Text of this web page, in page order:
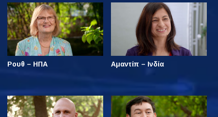
Ρουθ – ΗΠΑ Αμαντίπ – Ινδία